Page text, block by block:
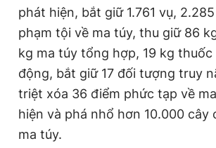
phát hiện, bắt giữ 1.761 vụ,
phạm tội về ma túy, thu giữ 86
kg ma túy tổng hợp, 19 kg thuốc
động, bắt giữ 17 đối tượng truy
triệt xóa 36 điểm phức tạp về
hiện và phá nhổ hơn 10.000 cây
ma túy.